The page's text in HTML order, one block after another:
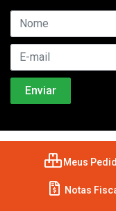
Meus
Notas